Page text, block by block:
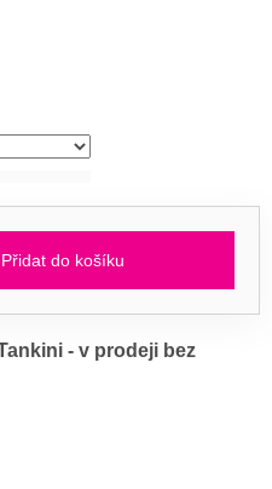
Přidat do košíku
- v prodeji bez